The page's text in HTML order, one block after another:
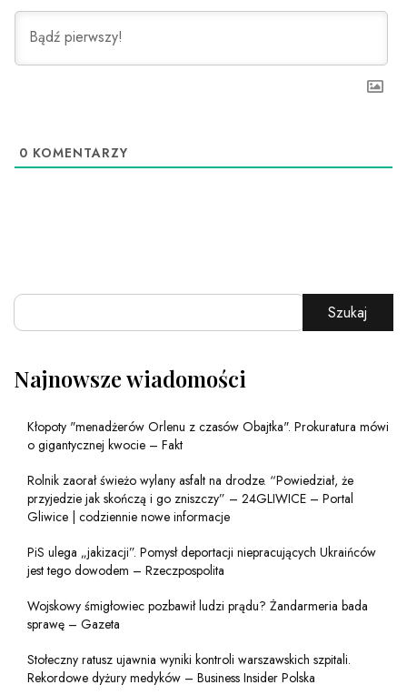
0 KOMENTARZY
Szukaj
Najnowsze wiadomości
Kłopoty "menadżerów Orlenu z czasów Obajtka". Prokuratura mówi
o gigantycznej kwocie – Fakt
Rolnik zaorał świeżo wylany asfalt na drodze. “Powiedział, że
przyjedzie jak skończą i go zniszczy” – 24GLIWICE – Portal
Gliwice | codziennie nowe informacje
PiS ulega „jakizacji”. Pomysł deportacji niepracujących Ukraińców
jest tego dowodem – Rzeczpospolita
Wojskowy śmigłowiec pozbawił ludzi prądu? Żandarmeria bada
sprawę – Gazeta
Stołeczny ratusz ujawnia wyniki kontroli warszawskich szpitali.
Rekordowe dyżury medyków – Business Insider Polska